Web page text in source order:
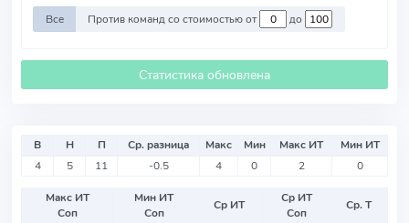
Все Против команд со стоимостью от до
Статистика обновлена
В Н П Ср. разница Макс Мин Макс ИТ
Мин ИТ
4
5 11 -0.5 4 0 2 0
Макс ИТ
Соп
Мин ИТ
Соп
Ср ИТ
Ср ИТ
Соп
Ср. Т